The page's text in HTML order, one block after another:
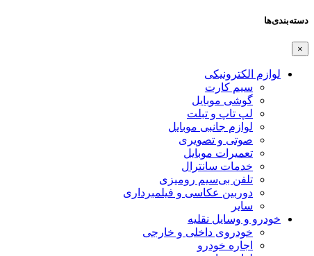
دسته‌بندی‌ها
×
لوازم الکترونیکی
سیم کارت
گوشی موبایل
لپ تاپ و تبلت
لوازم جانبی موبایل
صوتی و تصویری
تعمیرات موبایل
خدمات سانترال
تلفن بی‌سیم رومیزی
دوربین عکاسی و فیلمبرداری
سایر
خودرو و وسایل نقلیه
خودروی داخلی و خارجی
اجاره خودرو